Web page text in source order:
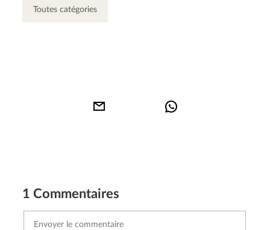
Toutes catégories
1 Commentaires